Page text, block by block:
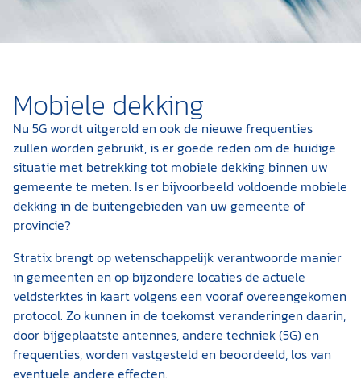
Mobiele dekking
Nu 5G wordt uitgerold en ook de nieuwe frequenties
zullen worden gebruikt, is er goede reden om de huidige
situatie met betrekking tot mobiele dekking binnen uw
gemeente te meten. Is er bijvoorbeeld voldoende mobiele
dekking in de buitengebieden van uw gemeente of
provincie?
Stratix brengt op wetenschappelijk verantwoorde manier
in gemeenten en op bijzondere locaties de actuele
veldsterktes in kaart volgens een vooraf overeengekomen
protocol. Zo kunnen in de toekomst veranderingen daarin,
door bijgeplaatste antennes, andere techniek (5G) en
frequenties, worden vastgesteld en beoordeeld, los van
eventuele andere effecten.